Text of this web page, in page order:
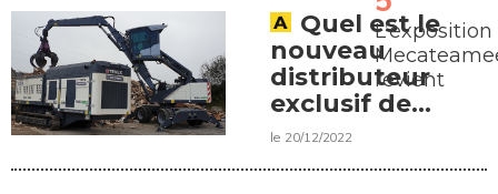
Quel est le
nouveau
distributeur
exclusif des
pelles
le 20/12/2022
L’exposition
revient